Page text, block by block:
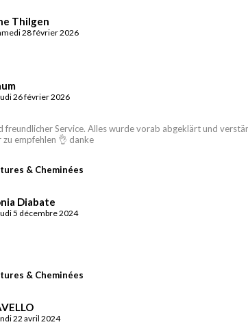
Thilgen
28 février 2026
26 février 2026
freundlicher Service. Alles wurde vorab abgeklärt und
zu empfehlen 👌 danke
& Cheminées
Diabate
5 décembre 2024
& Cheminées
22 avril 2024